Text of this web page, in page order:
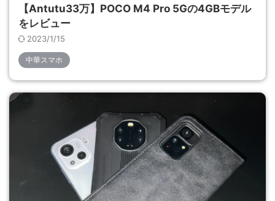
【Antutu33万】POCO M4 Pro 5Gの4GBモデル
をレビュー
2023/1/15
中華スマホ